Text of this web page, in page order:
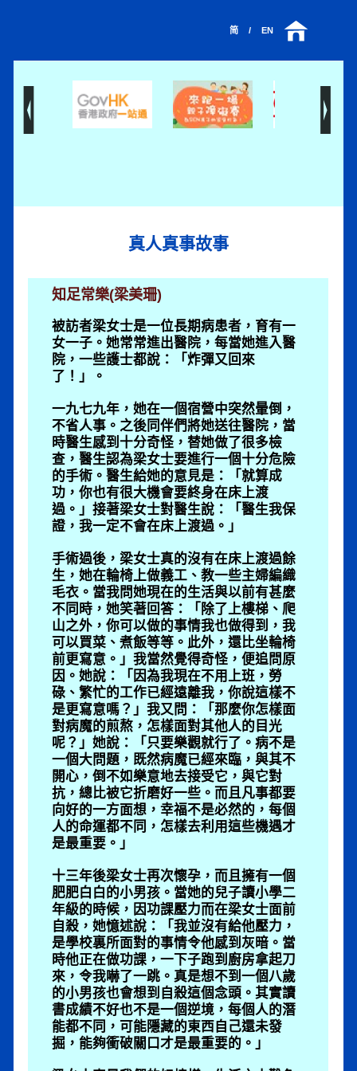
简 / EN
真人真事故事
知足常樂(梁美珊)
被訪者梁女士是一位長期病患者，育有一
女一子。她常常進出醫院，每當她進入醫
院，一些護士都說：「炸彈又回來
了！」。
一九七九年，她在一個宿營中突然暈倒，
不省人事。之後同伴們將她送往醫院，當
時醫生感到十分奇怪，替她做了很多檢
查，醫生認為梁女士要進行一個十分危險
的手術。醫生給她的意見是：「就算成
功，你也有很大機會要終身在床上渡
過。」接著梁女士對醫生說：「醫生我保
證，我一定不會在床上渡過。」
手術過後，梁女士真的沒有在床上渡過餘
生，她在輪椅上做義工、教一些主婦編織
毛衣。當我問她現在的生活與以前有甚麼
不同時，她笑著回答：「除了上樓梯、爬
山之外，你可以做的事情我也做得到，我
可以買菜、煮飯等等。此外，還比坐輪椅
前更寫意。」我當然覺得奇怪，便追問原
因。她說：「因為我現在不用上班，勞
碌、繁忙的工作已經遠離我，你說這樣不
是更寫意嗎？」我又問：「那麼你怎樣面
對病魔的煎熬，怎樣面對其他人的目光
呢？」她說：「只要樂觀就行了。病不是
一個大問題，既然病魔已經來臨，與其不
開心，倒不如樂意地去接受它，與它對
抗，總比被它折磨好一些。而且凡事都要
向好的一方面想，幸福不是必然的，每個
人的命運都不同，怎樣去利用這些機遇才
是最重要。」
十三年後梁女士再次懷孕，而且擁有一個
肥肥白白的小男孩。當她的兒子讀小學二
年級的時候，因功課壓力而在梁女士面前
自殺，她憶述說：「我並沒有給他壓力，
是學校裏所面對的事情令他感到灰暗。當
時他正在做功課，一下子跑到廚房拿起刀
來，令我嚇了一跳。真是想不到一個八歲
的小男孩也會想到自殺這個念頭。其實讀
書成績不好也不是一個逆境，每個人的潛
能都不同，可能隱藏的東西自己還未發
掘，能夠衝破關口才是最重要的。」